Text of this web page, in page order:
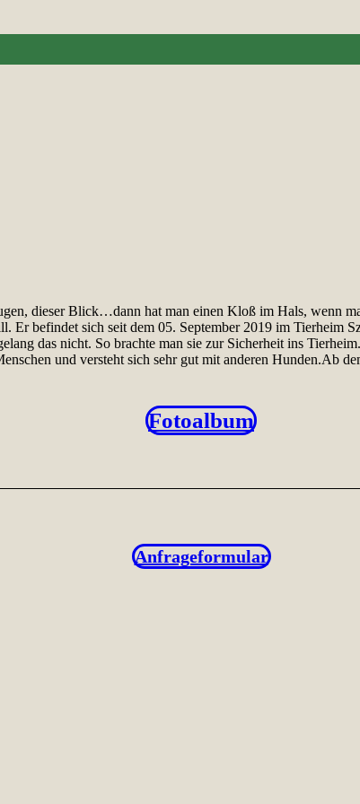
dieser Blick…dann hat man einen Kloß im Hals, wenn
befindet sich seit dem 05. September 2019 im Tierheim
das nicht. So brachte man sie zur Sicherheit ins
und versteht sich sehr gut mit anderen Hunden.Ab
Fotoalbum
Anfrageformular